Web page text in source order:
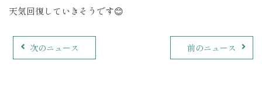
天気回復していきそうです😊
次のニュース 前のニュース